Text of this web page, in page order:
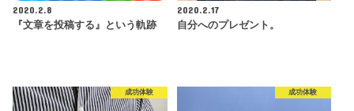
2020.2.8
『文章を投稿する』という軌跡
2020.2.17
自分へのプレゼント。
成功体験 成功体験